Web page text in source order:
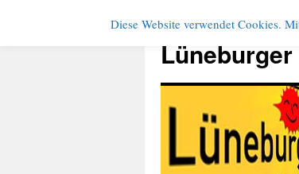
Zum
springen
Diese Website verwendet Cookies.